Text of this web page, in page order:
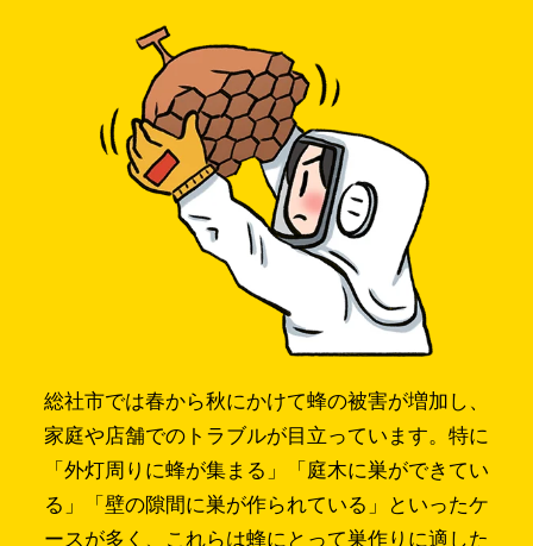
総社市では春から秋にかけて蜂の被害が増加し、
家庭や店舗でのトラブルが目立っています。特に
「外灯周りに蜂が集まる」「庭木に巣ができてい
る」「壁の隙間に巣が作られている」といったケ
ースが多く、これらは蜂にとって巣作りに適した